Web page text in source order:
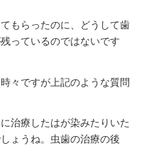
もらったのに、どうして歯
っているのではないです
々ですが上記のような質問
治療したはが染みたりいた
ょうね。虫歯の治療の後